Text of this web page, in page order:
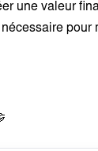
une valeur
pour